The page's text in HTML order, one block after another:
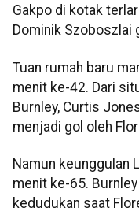
Gakpo di kotak
Dominik Szoboszlai
Tuan rumah baru
menit ke-42. Dari
Burnley, Curtis
menjadi gol oleh
Namun keunggulan
menit ke-65.
kedudukan saat